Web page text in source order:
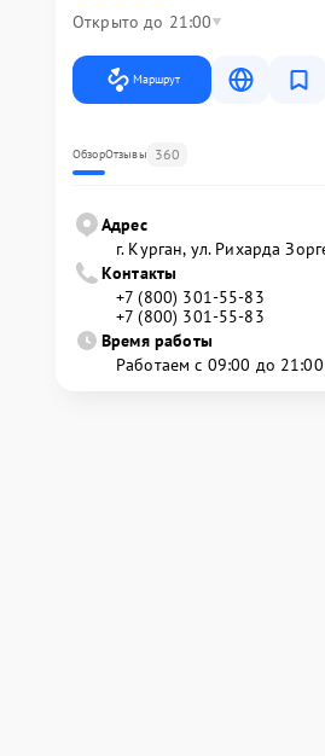
Открыто до 21:00
Маршрут
ОбзорОтзывы 360
Адрес
г. Курган, ул. Рихарда
Контакты
+7 (800) 301-55-83
+7 (800) 301-55-83
Время работы
Работаем с 09:00 до 21:00